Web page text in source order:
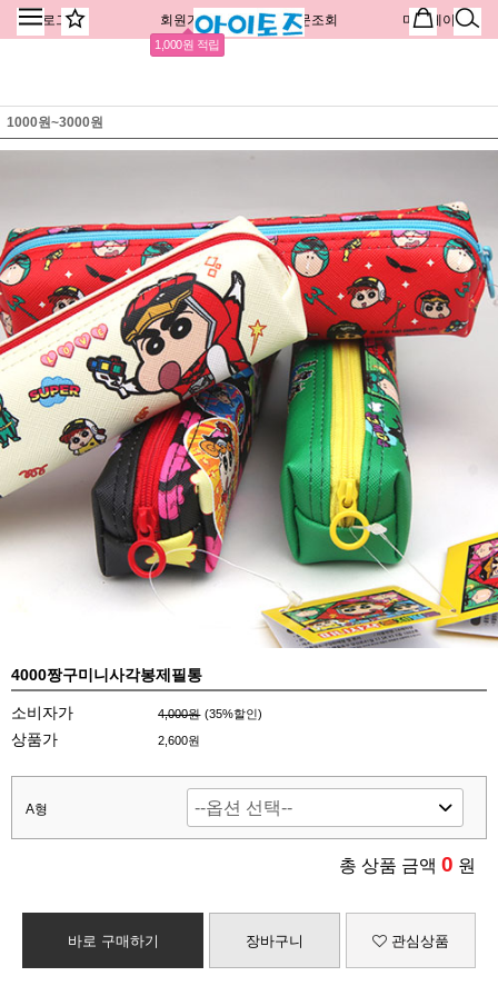
로그인 회원가입
1,000원 적립
주문조회 마이페이지
1000원~3000원
4000짱구미니사각봉제필통
소비자가 4,000원 (35%할인)
상품가 2,600원
A형
총 상품 금액 0 원
바로 구매하기 장바구니 관심상품